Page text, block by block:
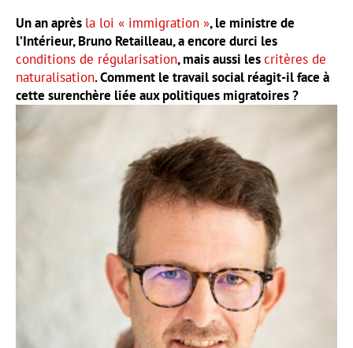
Un an après la loi « immigration », le ministre de
l’Intérieur, Bruno Retailleau, a encore durci les
conditions de régularisation, mais aussi lescritères de
naturalisation. Comment le travail social réagit-il face à
cette surenchère liée aux politiques migratoires ?